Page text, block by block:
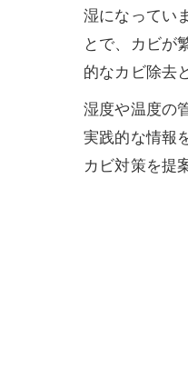
湿になってい
とで、カビが
的なカビ除去
湿度や温度の
実践的な情報
カビ対策を提